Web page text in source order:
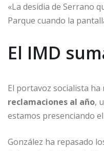
«La desidia de Serrano
Parque cuando la
El IMD
El portavoz socialista
reclamaciones al año,
estamos presenciando
González ha repasado